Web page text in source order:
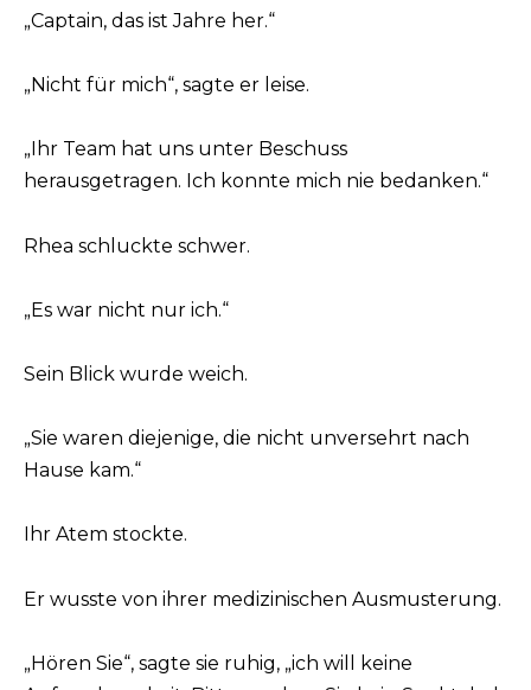
„Captain, das ist Jahre her.“
„Nicht für mich“, sagte er leise.
„Ihr Team hat uns unter Beschuss
herausgetragen. Ich konnte mich nie bedanken.“
Rhea schluckte schwer.
„Es war nicht nur ich.“
Sein Blick wurde weich.
„Sie waren diejenige, die nicht unversehrt nach
Hause kam.“
Ihr Atem stockte.
Er wusste von ihrer medizinischen Ausmusterung.
„Hören Sie“, sagte sie ruhig, „ich will keine